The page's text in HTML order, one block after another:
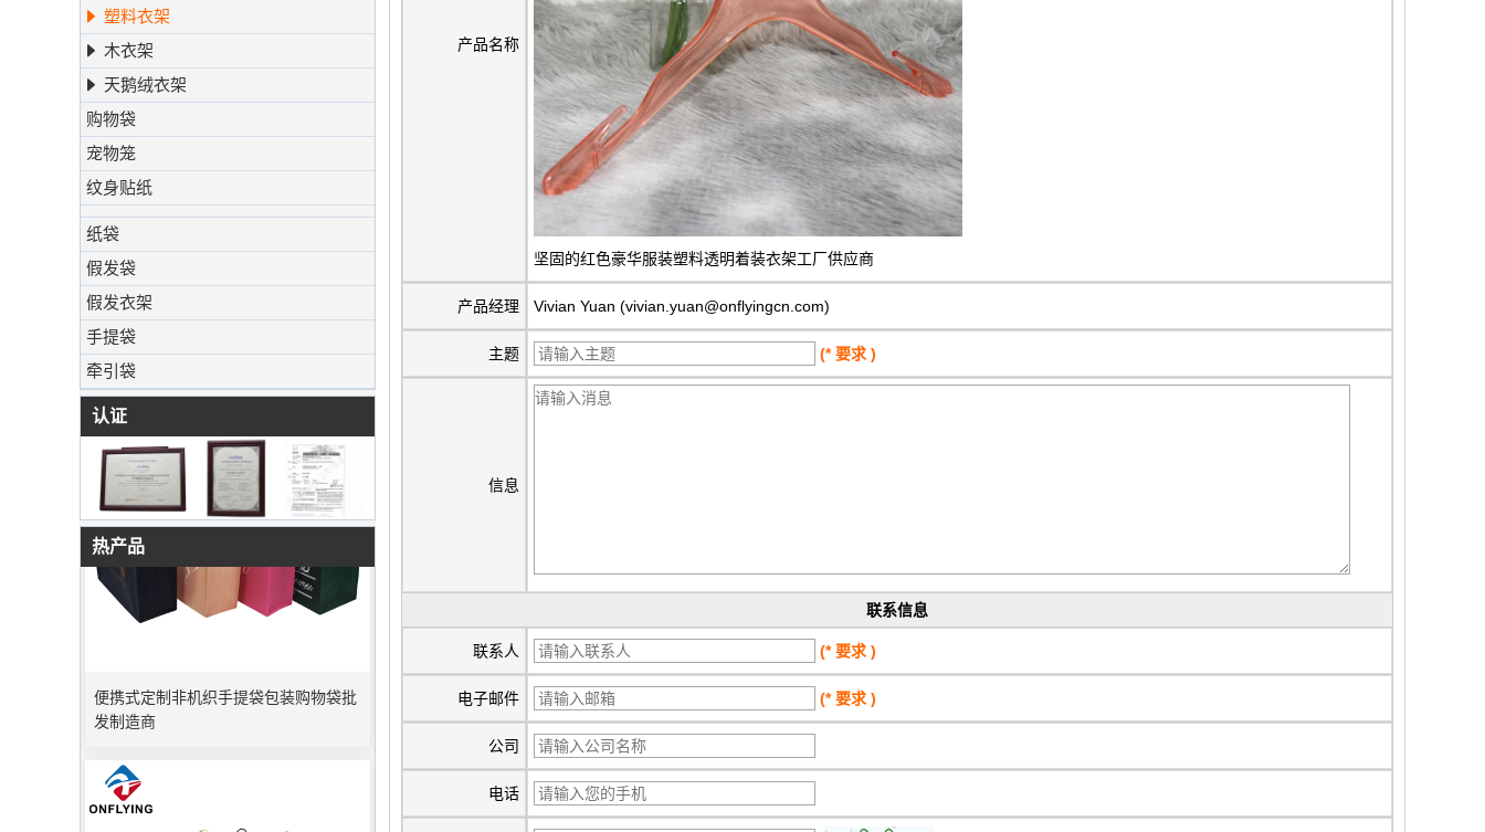
塑料衣架
木衣架
天鹅绒衣架
购物袋
宠物笼
纹身贴纸
纸袋
假发袋
假发衣架
手提袋
牵引袋
认证
热产品
发制造商
产品名称
坚固的红色豪华服装塑料透明着装衣架工厂供应商
产品经理 Vivian Yuan (vivian.yuan@onflyingcn.com)
主题 (* 要求 )
信息
联系信息
联系人 (* 要求 )
电子邮件 (* 要求 )
公司
电话